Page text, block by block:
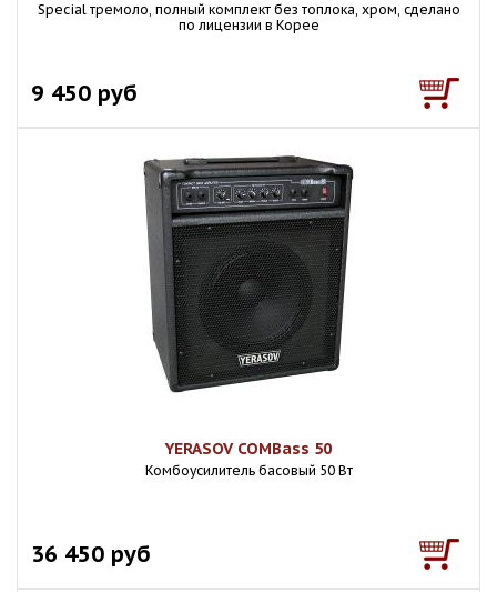
Special тремоло, полный комплект без топлока, хром, сделано
по лицензии в Корее
9 450 руб
YERASOV COMBass 50
Комбоусилитель басовый 50 Вт
36 450 руб